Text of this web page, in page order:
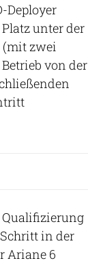
Deployer
unter der
(mit zwei
von der
Qualifizierung
in der
Ariane 6